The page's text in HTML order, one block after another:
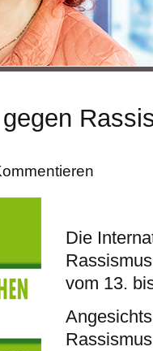
Die
vom 13.